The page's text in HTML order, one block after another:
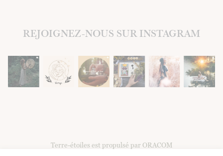
REJOIGNEZ-NOUS SUR INSTAGRAM
Terre-étoiles est propulsé par ORACOM